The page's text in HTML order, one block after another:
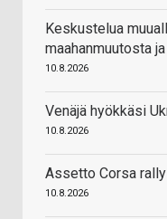
Keskustelua
maahanmuutosta
10.8.2026
Venäjä hyökkäsi
10.8.2026
Assetto Corsa
10.8.2026